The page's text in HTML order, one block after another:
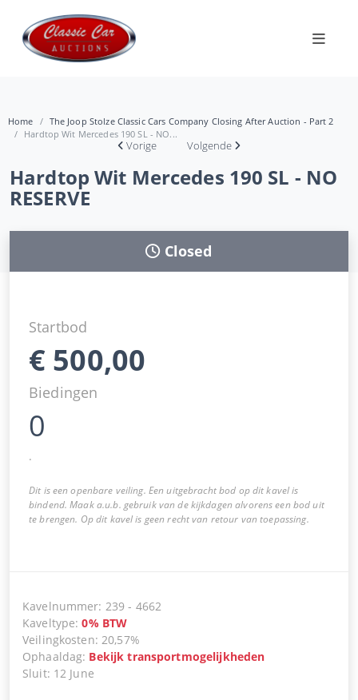
Home
The Joop Stolze Classic Cars Company Closing After Auction - Part 2
Hardtop Wit Mercedes 190 SL - NO...
Vorige Volgende
Hardtop Wit Mercedes 190 SL - NO
RESERVE
Closed
Startbod
€ 500,00
Biedingen
0
.
Dit is een openbare veiling. Een uitgebracht bod op dit kavel is
bindend. Maak a.u.b. gebruik van de kijkdagen alvorens een bod uit
te brengen. Op dit kavel is geen recht van retour van toepassing.
Kavelnummer: 239 - 4662
Kaveltype:0% BTW
Veilingkosten:20,57%
Ophaaldag: Bekijk transportmogelijkheden
Sluit: 12 June